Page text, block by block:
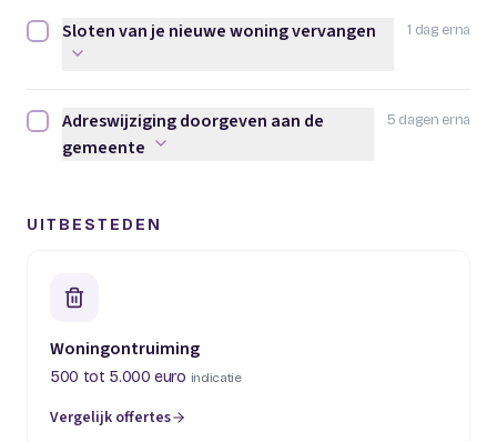
1 dag erna
Sloten van je nieuwe woning vervangen afvinken
Sloten van je nieuwe woning vervangen
5 dagen erna
Adreswijziging doorgeven aan de gemeente afvinken
Adreswijziging doorgeven aan de
gemeente
UITBESTEDEN
Woningontruiming
500 tot 5.000 euro indicatie
Vergelijk offertes
(opent in een nieuw tabblad)